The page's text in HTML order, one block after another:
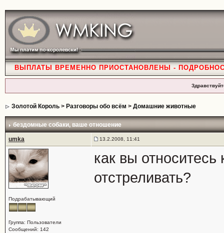
ВЫПЛАТЫ ВРЕМЕННО ПРИОСТАНОВЛЕНЫ -
Золотой Король> Разговоры обо всём > Домашние животные
бездомные собаки, ваше отношение
umka 13.2.2008, 11:41
Подрабатывающий
Группа: Пользователи
Сообщений: 142
как вы
отстреливать?